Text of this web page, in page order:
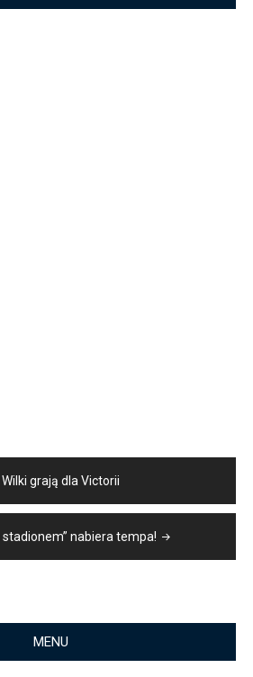
Wilki grają dla Victorii
stadionem” nabiera tempa!
MENU